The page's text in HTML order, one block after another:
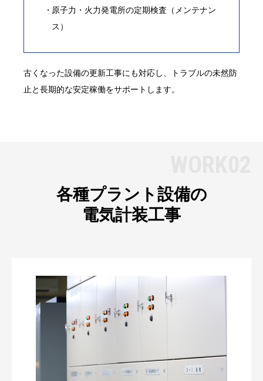
原子力・火力発電所の定期検査（メンテナン
ス）
古くなった設備の更新工事にも対応し、トラブルの未然防
止と長期的な安定稼働をサポートします。
各種プラント設備の
電気計装工事